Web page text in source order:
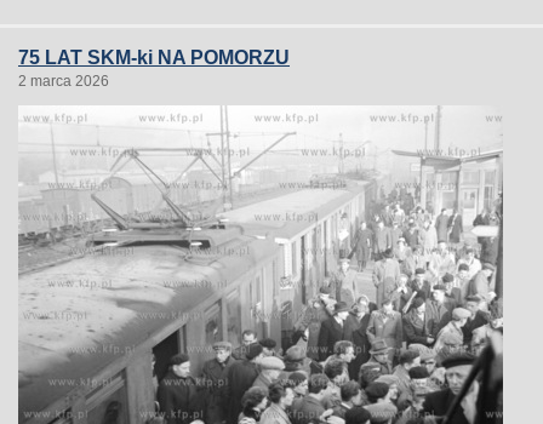
75 LAT SKM-ki NA POMORZU
2 marca 2026